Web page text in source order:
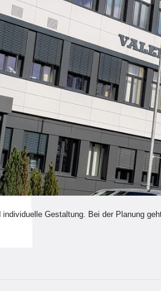
Gestaltung. Bei der Planung